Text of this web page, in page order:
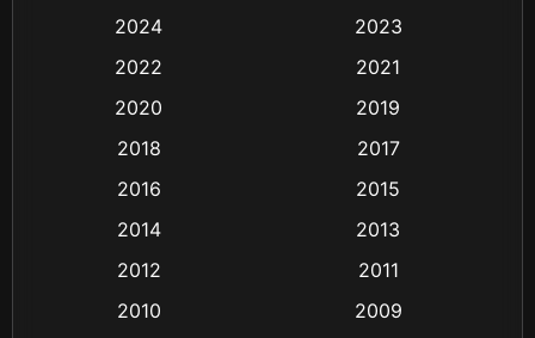
Biography ชีวิตจริง (16)
Classic หนังคลาสสิก (25)
Coming-of-age ชีวิตวัยรุ่น (13)
2024
2023
2022
2021
2020
2019
2018
2017
2016
2015
2014
2013
2012
2011
2010
2009